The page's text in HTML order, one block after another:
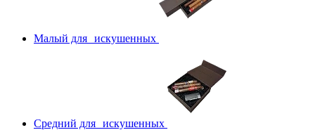
Малый для искушенных
Средний для искушенных